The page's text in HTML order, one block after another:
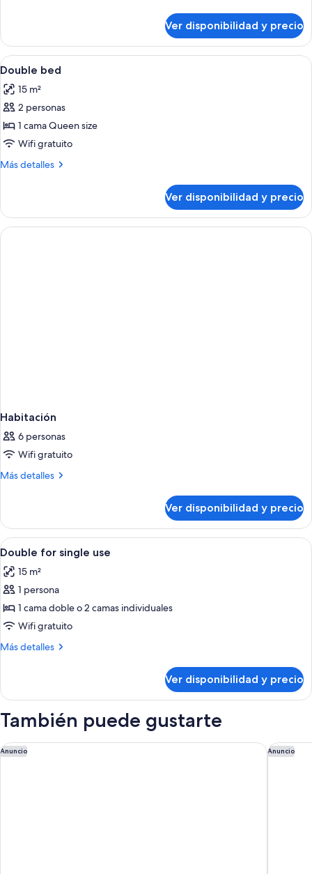
triple
estándar
Ver disponibilidad y precio
Ver
todas
las
fotos
de
Double
bed
Escritorio, cortinas blackout, wifi
3
Double bed
15 m²
2 personas
1 cama Queen size
Wifi gratuito
Más detalles
Más
bed
Ver disponibilidad y precio
Habitación
6 personas
Wifi gratuito
Más detalles
Más
Ver disponibilidad y precio
Ver
todas
las
fotos
de
Double
for
Escritorio, cortinas blackout, wifi
8
Double for single use
15 m²
1 persona
1 cama doble o 2 camas individuales
Wifi gratuito
Más detalles
Más
for
use
Ver disponibilidad y precio
También puede gustarte
Anuncio
Hesperia Vigo Anuncio